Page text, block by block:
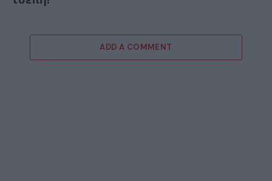
ADD A COMMENT